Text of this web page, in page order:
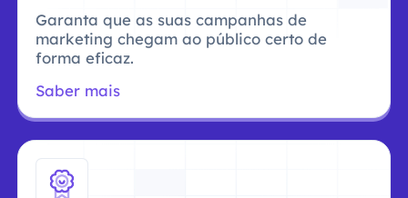
Garanta que as suas campanhas de
marketing chegam ao público certo de
forma eficaz.
Saber mais